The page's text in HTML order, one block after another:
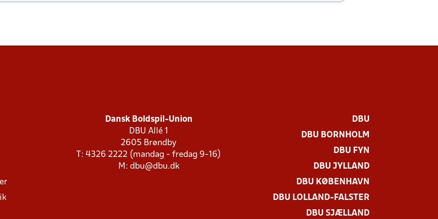
Dansk Boldspil-Union
DBU Allé 1
2605 Brøndby
T: 4326 2222 (mandag - fredag 9-16)
M: dbu@dbu.dk
DBU
DBU BORNHOLM
DBU FYN
DBU JYLLAND
DBU KØBENHAVN
DBU LOLLAND-FALSTER
DBU SJÆLLAND